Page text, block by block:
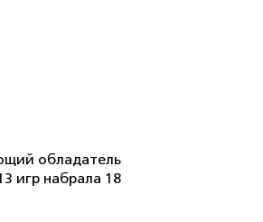
обладатель
игр набрала 18